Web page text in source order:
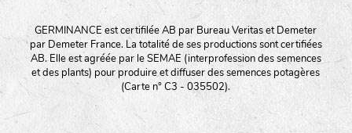
GERMINANCE est certifilée AB par Bureau Veritas et Demeter
par Demeter France. La totalité de ses productions sont certifiées
AB. Elle est agréée par le SEMAE (interprofession des semences
et des plants) pour produire et diffuser des semences potagères
(Carte n° C3 - 035502).